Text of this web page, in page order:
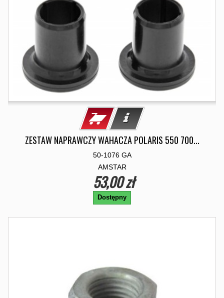
ZESTAW NAPRAWCZY WAHACZA POLARIS 550 700...
50-1076 GA
AMSTAR
53,00 zł
Dostępny